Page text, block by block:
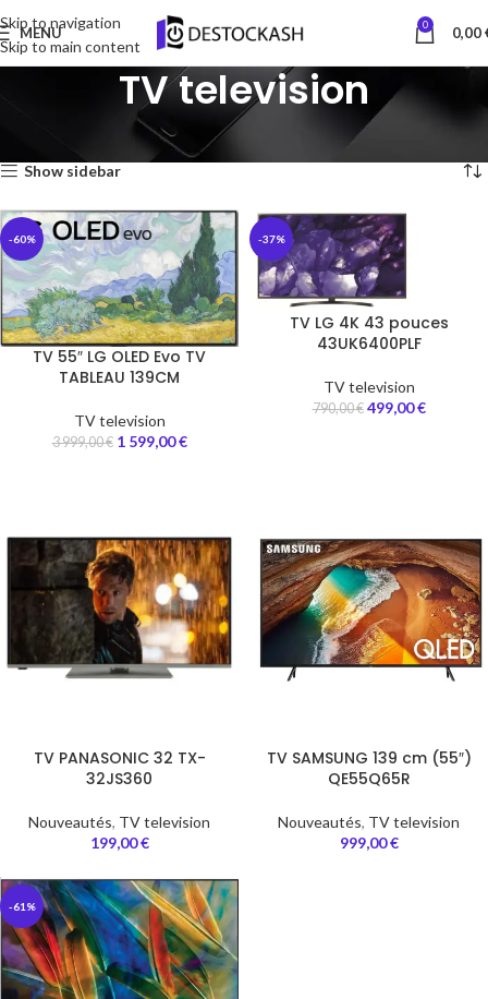
Skip to navigation
Skip to main content
MENU 0 0,00
TV television
TV television 5 résultats affichés
Show sidebar
-60%
TV 55″ LG OLED Evo TV
TABLEAU 139CM
TV television
3 999,00€ 1 599,00€
-37%
TV LG 4K 43 pouces
43UK6400PLF
TV television
790,00€ 499,00€
TV PANASONIC 32 TX-
32JS360
Nouveautés, TV television
199,00€
TV SAMSUNG 139 cm (55″)
QE55Q65R
Nouveautés, TV television
999,00€
-61%